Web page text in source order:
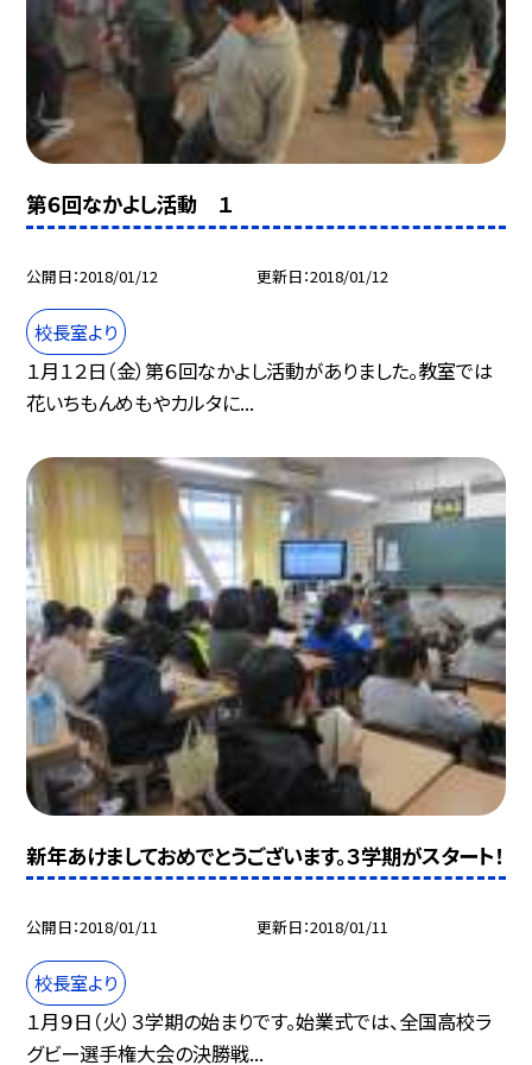
第６回なかよし活動 １
公開日 2018/01/12 更新日 2018/01/12
校長室より
１月１２日（金）第６回なかよし活動がありました。教室では
花いちもんめもやカルタに...
新年あけましておめでとうございます。３学期がスタート！
公開日 2018/01/11 更新日 2018/01/11
校長室より
１月９日（火）３学期の始まりです。始業式では、全国高校ラ
グビー選手権大会の決勝戦...